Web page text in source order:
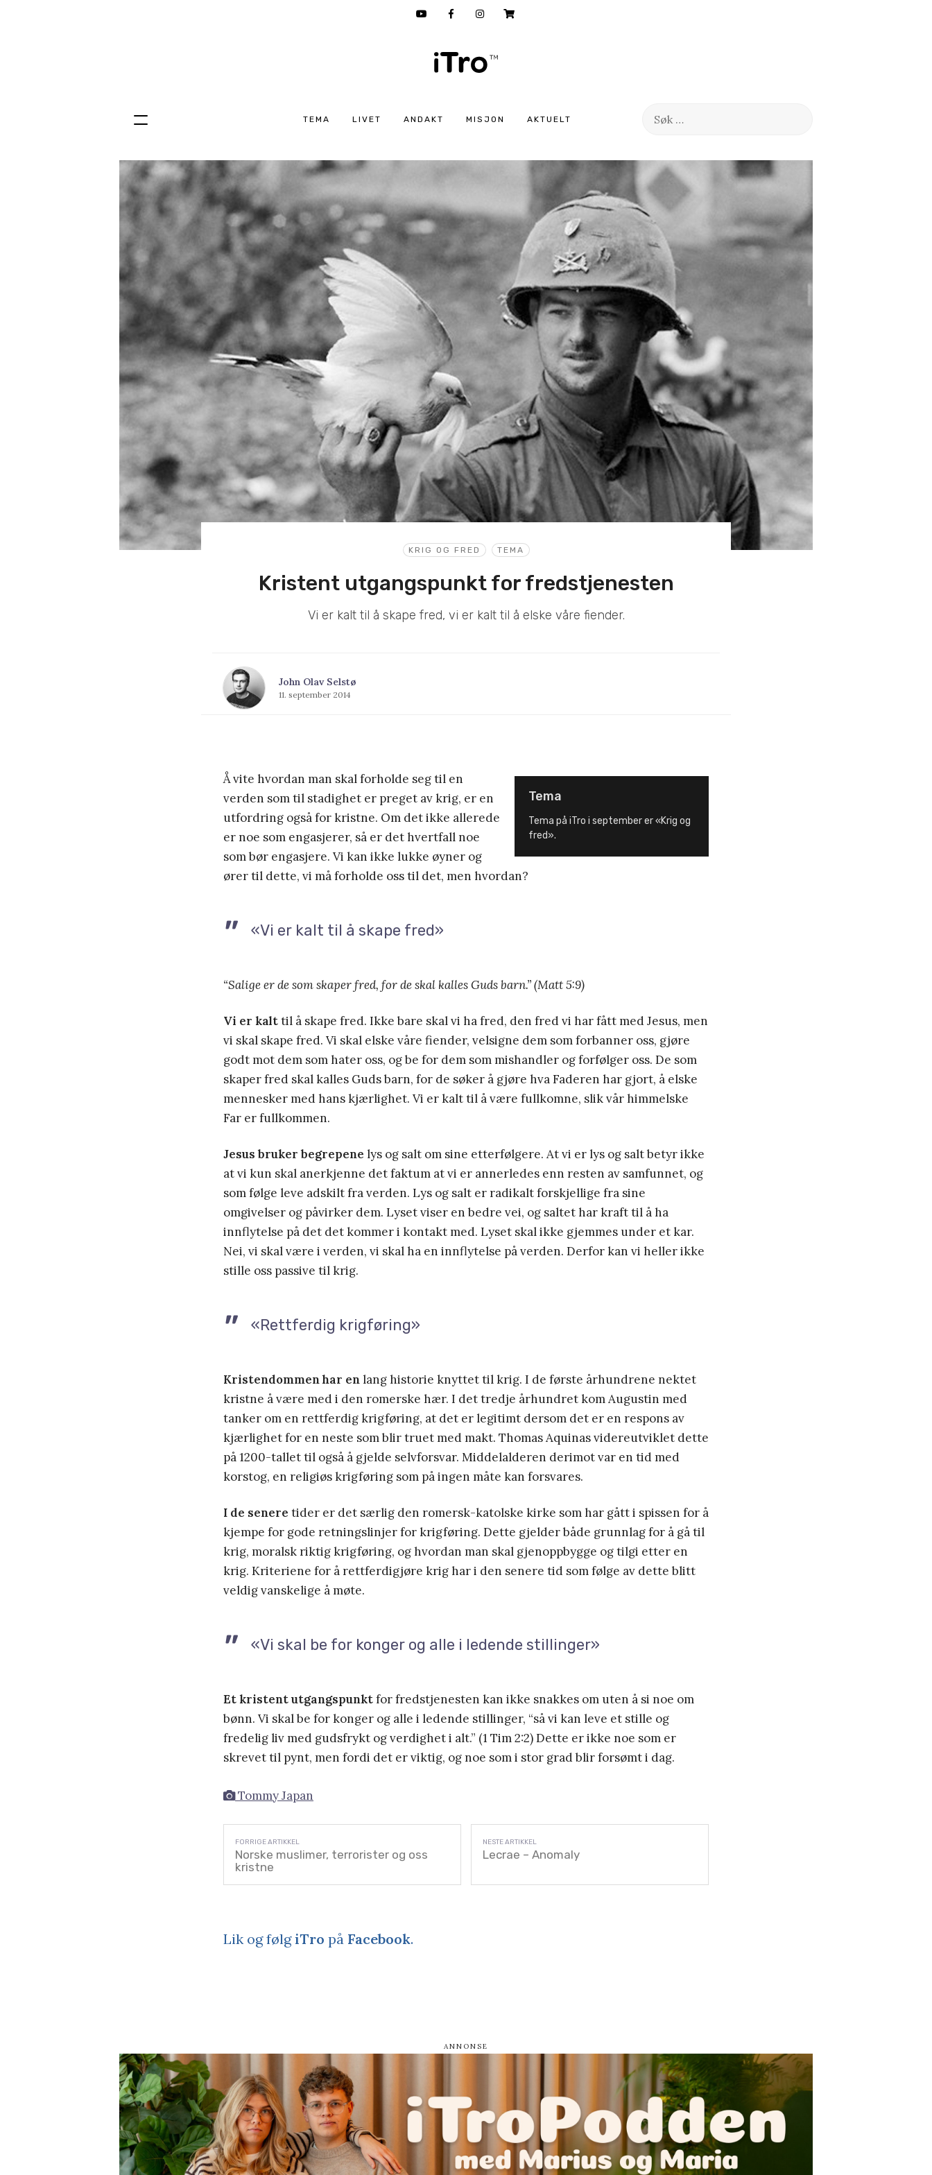
TEMA LIVET ANDAKT MISJON AKTUELT
Søk
Hopp
innhold
KRIG OG FRED TEMA
Kristent utgangspunkt for fredstjenesten
Vi er kalt til å skape fred, vi er kalt til å elske våre fiender.
John Olav Selstø
11. september 2014
Tema
Tema på iTro i september er «Krig og
fred».
Å vite hvordan man skal forholde seg til en
verden som til stadighet er preget av krig, er en
utfordring også for kristne. Om det ikke allerede
er noe som engasjerer, så er det hvertfall noe
som bør engasjere. Vi kan ikke lukke øyner og
ører til dette, vi må forholde oss til det, men hvordan?
«Vi er kalt til å skape fred»
“Salige er de som skaper fred, for de skal kalles Guds barn.” (Matt 5:9)
Vi er kalttil å skape fred. Ikke bare skal vi ha fred, den fred vi har fått med Jesus, men
vi skal skape fred. Vi skal elske våre fiender, velsigne dem som forbanner oss, gjøre
godt mot dem som hater oss, og be for dem som mishandler og forfølger oss. De som
skaper fred skal kalles Guds barn, for de søker å gjøre hva Faderen har gjort, å elske
mennesker med hans kjærlighet. Vi er kalt til å være fullkomne, slik vår himmelske
Far er fullkommen.
Jesus bruker begrepene lys og salt om sine etterfølgere. At vi er lys og salt betyr ikke
at vi kun skal anerkjenne det faktum at vi er annerledes enn resten av samfunnet, og
som følge leve adskilt fra verden. Lys og salt er radikalt forskjellige fra sine
omgivelser og påvirker dem. Lyset viser en bedre vei, og saltet har kraft til å ha
innflytelse på det det kommer i kontakt med. Lyset skal ikke gjemmes under et kar.
Nei, vi skal være i verden, vi skal ha en innflytelse på verden. Derfor kan vi heller ikke
stille oss passive til krig.
«Rettferdig krigføring»
Kristendommen har enlang historie knyttet til krig. I de første århundrene nektet
kristne å være med i den romerske hær. I det tredje århundret kom Augustin med
tanker om en rettferdig krigføring, at det er legitimt dersom det er en respons av
kjærlighet for en neste som blir truet med makt. Thomas Aquinas videreutviklet dette
på 1200-tallet til også å gjelde selvforsvar. Middelalderen derimot var en tid med
korstog, en religiøs krigføring som på ingen måte kan forsvares.
I de senere tider er det særlig den romersk-katolske kirke som har gått i spissen for å
kjempe for gode retningslinjer for krigføring. Dette gjelder både grunnlag for å gå til
krig, moralsk riktig krigføring, og hvordan man skal gjenoppbygge og tilgi etter en
krig. Kriteriene for å rettferdigjøre krig har i den senere tid som følge av dette blitt
veldig vanskelige å møte.
«Vi skal be for konger og alle i ledende stillinger»
Et kristent utgangspunktfor fredstjenesten kan ikke snakkes om uten å si noe om
bønn. Vi skal be for konger og alle i ledende stillinger, “så vi kan leve et stille og
fredelig liv med gudsfrykt og verdighet i alt.” (1 Tim 2:2) Dette er ikke noe som er
skrevet til pynt, men fordi det er viktig, og noe som i stor grad blir forsømt i dag.
Tommy Japan
Norske muslimer, terrorister og oss
kristne
Lecrae – Anomaly
Lik og følgiTro på Facebook.